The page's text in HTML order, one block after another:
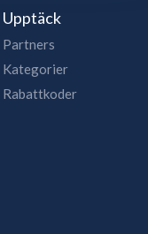
Upptäck
Partners
Kategorier
Rabattkoder